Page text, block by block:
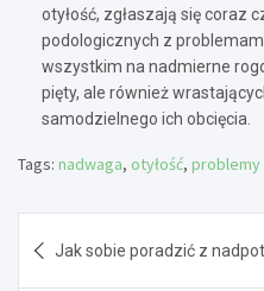
otyłość, zgłaszają się coraz
podologicznych z
wszystkim na nadmierne
pięty, ale również
samodzielnego ich obcięcia.
Tags: nadwaga, otyłość,
wpisu
Jak sobie poradzić z